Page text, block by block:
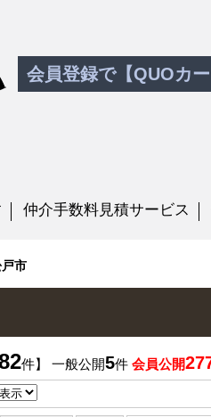
会員登録で【QUOカ
仲介手数料見積サービス
市
件】 一般公開5件 会員公開